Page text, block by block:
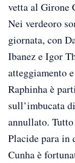
vetta al Girone
Nei verdeoro
giornata, con
Ibanez e Igor
atteggiamento
Raphinha è
sull’imbucata
annullato. Tutto
Placide para
Cunha è